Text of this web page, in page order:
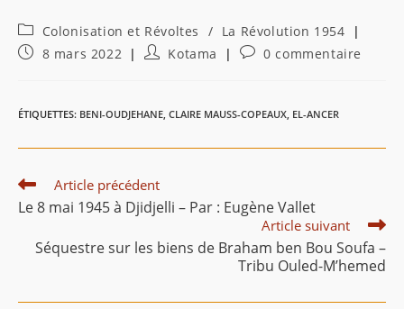
Post
category:
Colonisation et Révoltes / La Révolution 1954
Publication
8 mars 2022
Auteur/autrice
Kotama
Commentaires
0 commentaire
ÉTIQUETTES: BENI-OUDJEHANE, CLAIRE MAUSS-COPEAUX, EL-ANCER
Read
more
articles
Article précédent
Le 8 mai 1945 à Djidjelli – Par : Eugène Vallet
Article suivant
Séquestre sur les biens de Braham ben Bou Soufa –
Tribu Ouled-M’hemed